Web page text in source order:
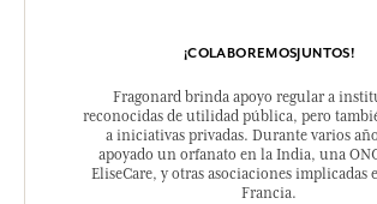
¡COLABOREMOSJUNTOS!
Fragonard brinda apoyo regular a
reconocidas de utilidad pública, pero
a iniciativas privadas. Durante varios
apoyado un orfanato en la India, una
EliseCare, y otras asociaciones implicadas
Francia.